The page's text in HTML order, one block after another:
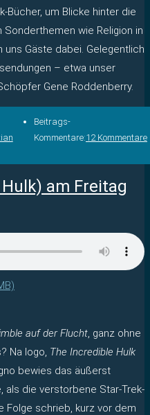
Bücher, um Blicke hinter die
Sonderthemen wie Religion in
Gäste dabei. Gelegentlich
– etwa unser
Gene Roddenberry.
Beitrags-
Kommentare:12 Kommentare
am Freitag
auf der Flucht, ganz ohne
Na logo, The Incredible Hulk
bewies das äußerst
als die verstorbene Star-Trek-
Folge schrieb, kurz vor dem